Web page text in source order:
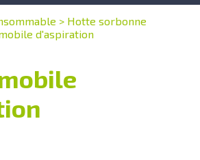
> Hotte sorbonne
d'aspiration